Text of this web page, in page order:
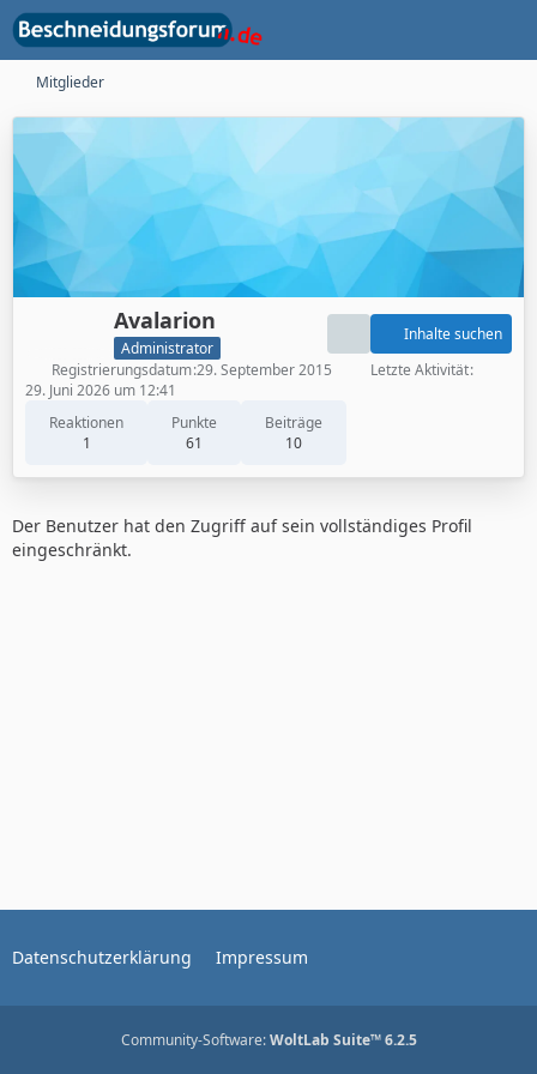
Mitglieder
Avalarion
Administrator
Reaktionen
1
Punkte
61
Beiträge
10
Inhalte suchen
Registrierungsdatum 29. September 2015
Letzte Aktivität
29. Juni 2026 um 12:41
Der Benutzer hat den Zugriff auf sein vollständiges Profil
eingeschränkt.
Datenschutzerklärung Impressum
Community-Software:WoltLab Suite™ 6.2.5